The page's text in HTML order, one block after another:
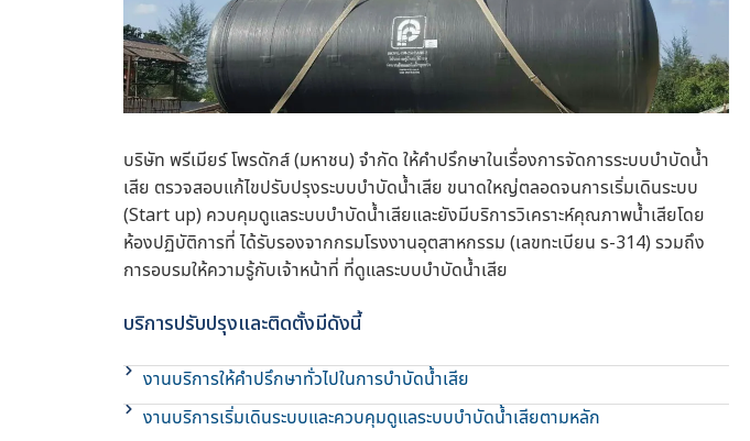
บริษัท พรีเมียร์ โพรดักส์ (มหาชน) จำกัด ให้คำปรึกษาในเรื่องการจัดการระบบบำบัดน้ำ
เสีย ตรวจสอบแก้ไขปรับปรุงระบบบำบัดน้ำเสีย ขนาดใหญ่ตลอดจนการเริ่มเดินระบบ
(Start up) ควบคุมดูแลระบบบำบัดน้ำเสียและยังมีบริการวิเคราะห์คุณภาพน้ำเสียโดย
ห้องปฏิบัติการที่ ได้รับรองจากกรมโรงงานอุตสาหกรรม (เลขทะเบียน ร-314) รวมถึง
การอบรมให้ความรู้กับเจ้าหน้าที่ ที่ดูแลระบบบำบัดน้ำเสีย
บริการปรับปรุงและติดตั้งมีดังนี้
งานบริการให้คำปรึกษาทั่วไปในการบำบัดน้ำเสีย
งานบริการเริ่มเดินระบบและควบคุมดูแลระบบบำบัดน้ำเสียตามหลัก